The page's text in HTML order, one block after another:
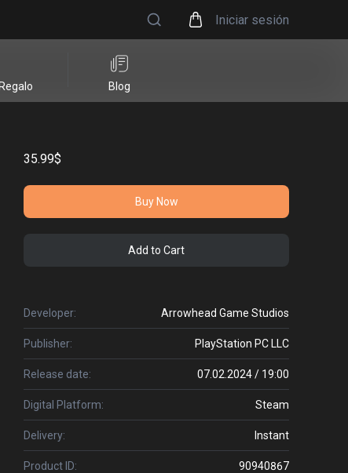
Iniciar sesión
Blog
35.99$
Buy Now
Add to Cart
Developer: Arrowhead Game Studios
Publisher: PlayStation PC LLC
Release date: 07.02.2024 / 19:00
Digital Platform: Steam
Delivery: Instant
Product ID: 90940867